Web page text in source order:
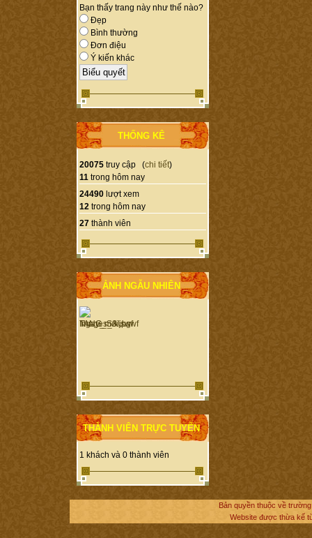
Bạn thấy trang này như thế nào?
Đẹp
Bình thường
Đơn điệu
Ý kiến khác
THỐNG KÊ
20075 truy cập (chi tiết)
11 trong hôm nay
24490 lượt xem
12 trong hôm nay
27 thành viên
ẢNH NGẪU NHIÊN
THÀNH VIÊN TRỰC TUYẾN
1 khách và 0 thành viên
Bản quyền thuộc về
Website được thừa kế